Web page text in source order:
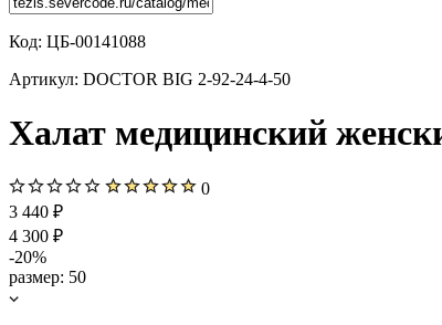
Код: ЦБ-00141088
Артикул: DOCTOR BIG 2-92-24-4-50
Халат медицинский
0
3 440 ₽
4 300 ₽
-20%
размер: 50